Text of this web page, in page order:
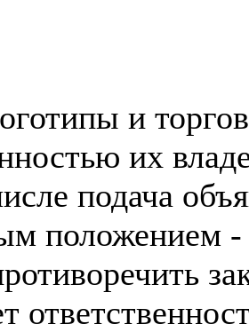
и
их
подача
положением -